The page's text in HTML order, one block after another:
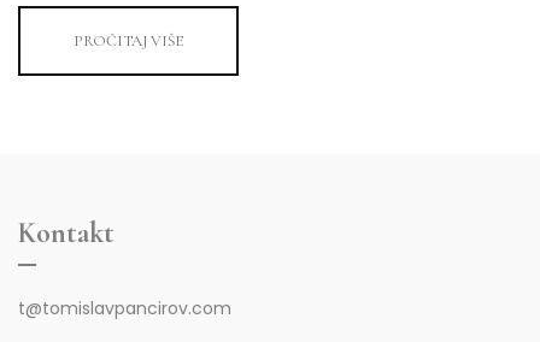
PROČITAJ VIŠE
Kontakt
t@tomislavpancirov.com